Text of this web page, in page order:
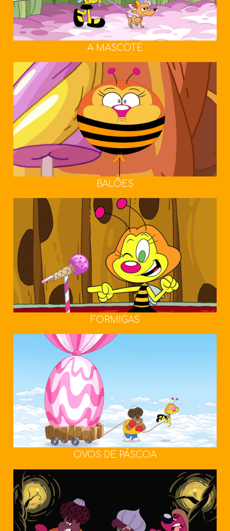
A MASCOTE
BALÕES
FORMIGAS
OVOS DE PÁSCOA